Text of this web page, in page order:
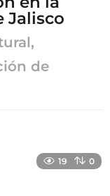
Jalisco
de
19 0